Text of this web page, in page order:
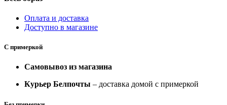
Оплата и доставка
Доступно в магазине
С примеркой
Самовывоз из магазина
Курьер Белпочты – доставка домой с примеркой